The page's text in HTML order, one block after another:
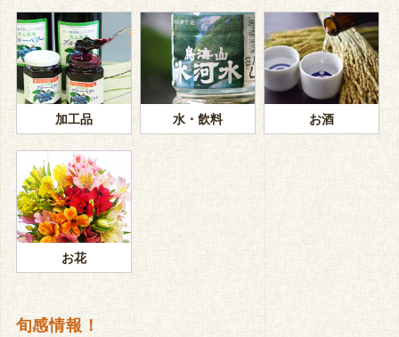
加工品 水・飲料 お酒
お花
旬感情報！